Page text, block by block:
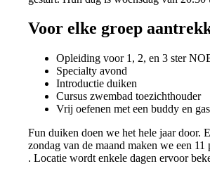
Voor elke groep
Opleiding voor 1, 2, en 3 ster
Specialty avond
Introductie duiken
Cursus zwembad toezichthouder
Vrij oefenen met een buddy en
Fun duiken doen we het hele jaar door.
zondag van de maand maken we een 11
. Locatie wordt enkele dagen ervoor